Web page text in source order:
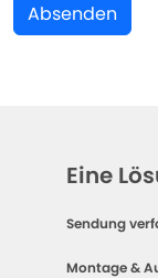
Absenden
Eine
Sendung
Montage &